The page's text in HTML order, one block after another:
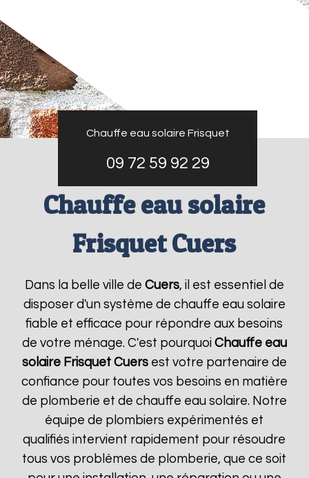
Chauffe eau solaire Frisquet
09 72 59 92 29
Chauffe eau solaire
Frisquet Cuers
Dans la belle ville de Cuers, il est essentiel de
disposer d'un système de chauffe eau solaire
fiable et efficace pour répondre aux besoins
de votre ménage. C'est pourquoi Chauffe eau
solaire Frisquet Cuersest votre partenaire de
confiance pour toutes vos besoins en matière
de plomberie et de chauffe eau solaire. Notre
équipe de plombiers expérimentés et
qualifiés intervient rapidement pour résoudre
tous vos problèmes de plomberie, que ce soit